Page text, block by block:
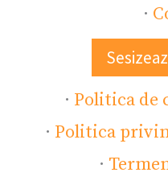
·
· Politica de
· Politica
·